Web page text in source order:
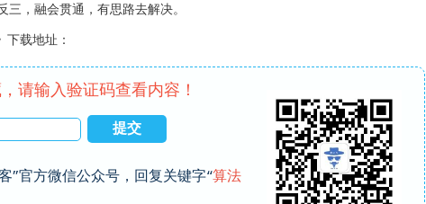
三，融会贯通，有思路去解决。
下载地址：
请输入验证码查看内容！
”官方微信公众号，回复关键字“算法